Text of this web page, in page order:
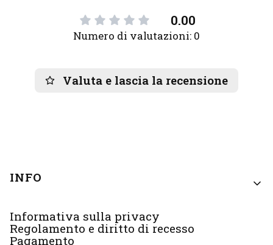
0.00
Numero di valutazioni: 0
Valuta e lascia la recensione
Menu di piè di pagina
INFO
Informativa sulla privacy
Regolamento e diritto di recesso
Pagamento